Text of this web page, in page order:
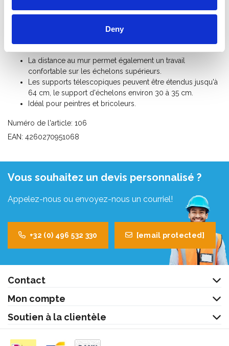
Deny
Distanceur télescopique avec grille porte-outils.
La distance au mur permet également un travail
confortable sur les échelons supérieurs.
Les supports télescopiques peuvent être étendus jusqu'à
64 cm, le support d'échelons environ 30 à 35 cm.
Idéal pour peintres et bricoleurs.
Numéro de l'article: 106
EAN: 4260270951068
Vous souhaitez un devis personnalisé ?
Appelez-nous ou envoyez-nous un courriel!
+32 (0) 496 532 330 [email protected]
Contact
Mon compte
Soutien à la clientèle